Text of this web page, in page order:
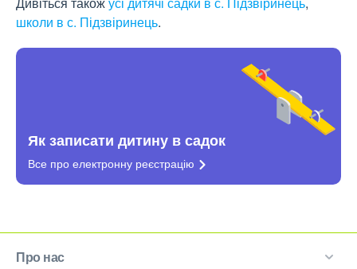
школи в с. Підзвіринець.
Як записати дитину в садок
Все про електронну реєстрацію
Про нас